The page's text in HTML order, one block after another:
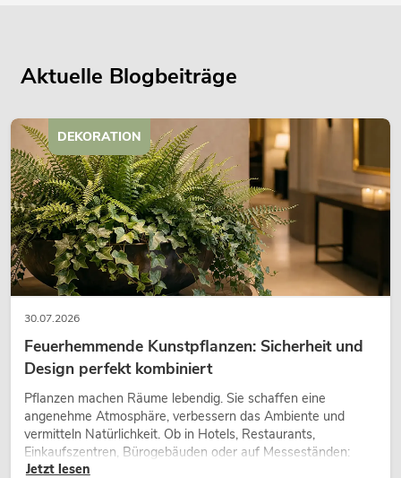
Aktuelle Blogbeiträge
30.07.2026
Feuerhemmende Kunstpflanzen: Sicherheit und
Design perfekt kombiniert
Pflanzen machen Räume lebendig. Sie schaffen eine
angenehme Atmosphäre, verbessern das Ambiente und
vermitteln Natürlichkeit. Ob in Hotels, Restaurants,
Einkaufszentren, Bürogebäuden oder auf Messeständen:
eine hochwertige Begrünung gehört heute längst zum
Jetzt lesen
DEKORATION